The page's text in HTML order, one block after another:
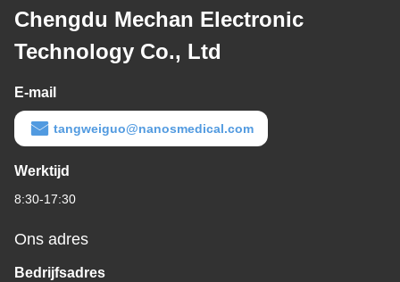
Chengdu Mechan Electronic
Technology Co., Ltd
E-mail
tangweiguo@nanosmedical.com
Werktijd
8:30-17:30
Ons adres
Bedrijfsadres